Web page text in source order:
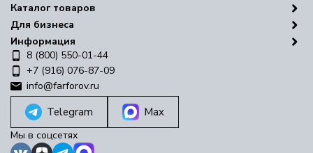
Каталог товаров
Для бизнеса
Информация
8 (800) 550-01-44
+7 (916) 076-87-09
info@farforov.ru
Telegram Max
Мы в соцсетях